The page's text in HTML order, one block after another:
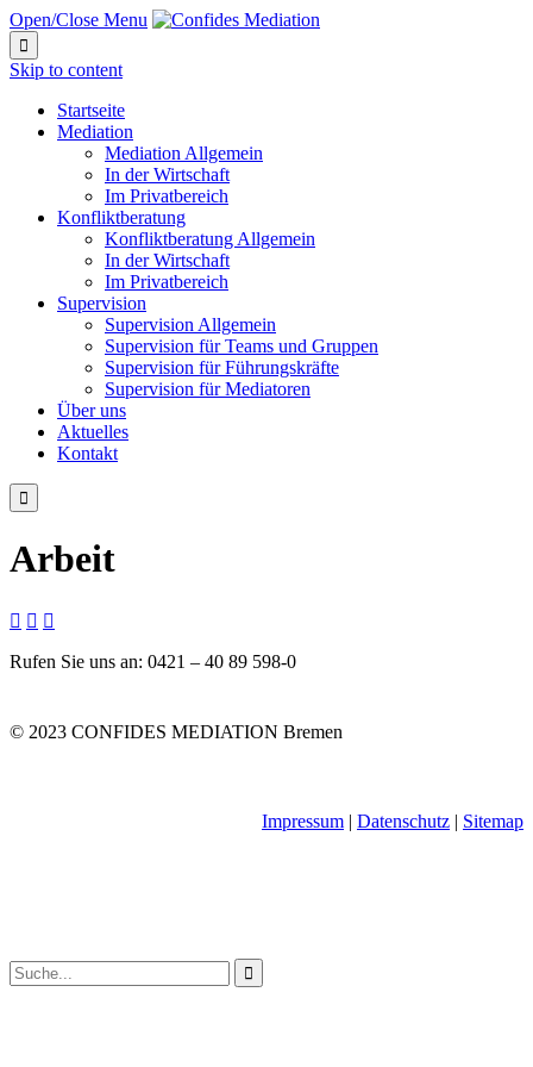
Open/Close Menu

Skip to content
Startseite
Mediation
Mediation Allgemein
In der Wirtschaft
Im Privatbereich
Konfliktberatung
Konfliktberatung Allgemein
In der Wirtschaft
Im Privatbereich
Supervision
Supervision Allgemein
Supervision für Teams und Gruppen
Supervision für Führungskräfte
Supervision für Mediatoren
Über uns
Aktuelles
Kontakt

Arbeit
  
Rufen Sie uns an: 0421 – 40 89 598-0
© 2023 CONFIDES MEDIATION Bremen
Impressum | Datenschutz | Sitemap
